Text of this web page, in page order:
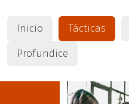
Inicio Tácticas
Profundice